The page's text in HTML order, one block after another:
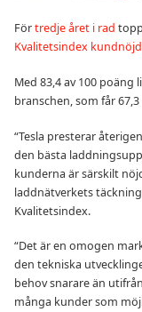
Förtredje året i rad
Kvalitetsindex
Med 83,4 av 100
branschen, som får
“Tesla presterar
den bästa
kunderna är särskilt
laddnätverkets
Kvalitetsindex.
“Det är en omogen
den tekniska
behov snarare än
många kunder som